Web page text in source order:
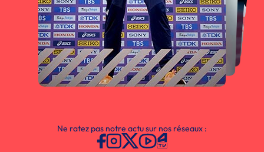
Ne ratez pas notre actu sur nos réseaux :